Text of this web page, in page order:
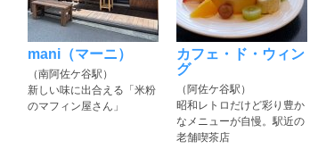
mani（マーニ）
（南阿佐ケ谷駅）
新しい味に出合える「米粉
のマフィン屋さん」
カフェ・ド・ウィン
グ
（阿佐ケ谷駅）
昭和レトロだけど彩り豊か
なメニューが自慢。駅近の
老舗喫茶店